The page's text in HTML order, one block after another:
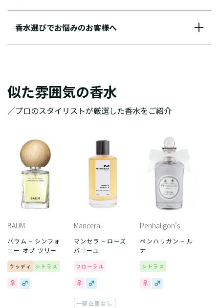
香水選びでお悩みのお客様へ
似た雰囲気の香水
／プロのスタイリストが厳選した香水をご紹介
BAUM
バウム – シンフォ
ニー オブ ツリー
ウッディ シトラス
Mancera
マンセラ – ローズ
バニーユ
フローラル
一部在庫なし
Penhaligon’s
ペンハリガン – ル
ナ
シトラス